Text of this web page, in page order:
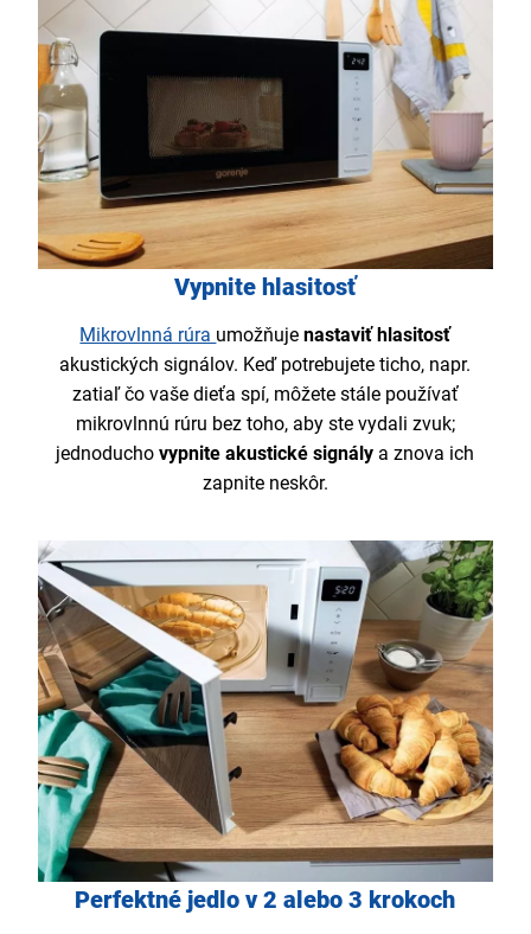
Vypnite hlasitosť
Mikrovlnná rúra umožňujenastaviť hlasitosť
akustických signálov. Keď potrebujete ticho, napr.
zatiaľ čo vaše dieťa spí, môžete stále používať
mikrovlnnú rúru bez toho, aby ste vydali zvuk;
jednoduchovypnite akustické signály a znova ich
zapnite neskôr.
Perfektné jedlo v 2 alebo 3 krokoch